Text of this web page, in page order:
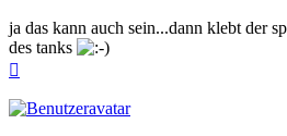
ja das kann auch sein...dann klebt der
des tanks